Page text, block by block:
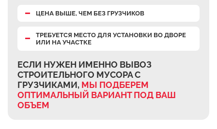
Редькино
Ждановское
Петровское
Подберёзное
Сельцо
ЦЕНА ВЫШЕ, ЧЕМ БЕЗ ГРУЗЧИКОВ
ТРЕБУЕТСЯ МЕСТО ДЛЯ УСТАНОВКИ ВО ДВОРЕ
ИЛИ НА УЧАСТКЕ
ЕСЛИ НУЖЕН ИМЕННО ВЫВОЗ
СТРОИТЕЛЬНОГО МУСОРАС
ГРУЗЧИКАМИ, МЫ ПОДБЕРЕМ
ОПТИМАЛЬНЫЙ ВАРИАНТПОД ВАШ
ОБЪЕМ